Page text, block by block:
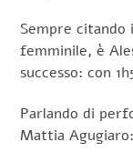
Sempre
femminile, è
successo: con
Parlando di
Mattia Agugiaro: